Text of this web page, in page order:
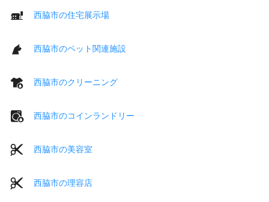
西脇市の住宅展示場
西脇市のペット関連施設
西脇市のクリーニング
西脇市のコインランドリー
西脇市の美容室
西脇市の理容店